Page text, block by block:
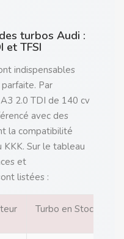
turbos Audi :
et TFSI
indispensables
Par
2.0 TDI de 140 cv
avec des
la compatibilité
KKK. Sur le tableau
et
listées :
Turbo en Stock